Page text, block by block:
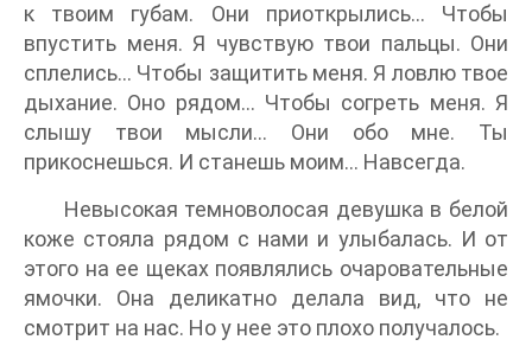
к твоим губам. Они приоткрылись... Чтобы
впустить меня. Я чувствую твои пальцы. Они
сплелись... Чтобы защитить меня. Я ловлю твое
дыхание. Оно рядом… Чтобы согреть меня. Я
слышу твои мысли… Они обо мне. Ты
прикоснешься. И станешь моим… Навсегда.
Невысокая темноволосая девушка в белой
коже стояла рядом с нами и улыбалась. И от
этого на ее щеках появлялись очаровательные
ямочки. Она деликатно делала вид, что не
смотрит на нас. Но у нее это плохо получалось.